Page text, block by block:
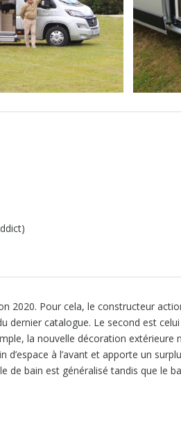
2020. Pour cela, le constructeur
dernier catalogue. Le second est
la nouvelle décoration extérieure
d’espace à l’avant et apporte un
de bain est généralisé tandis que le